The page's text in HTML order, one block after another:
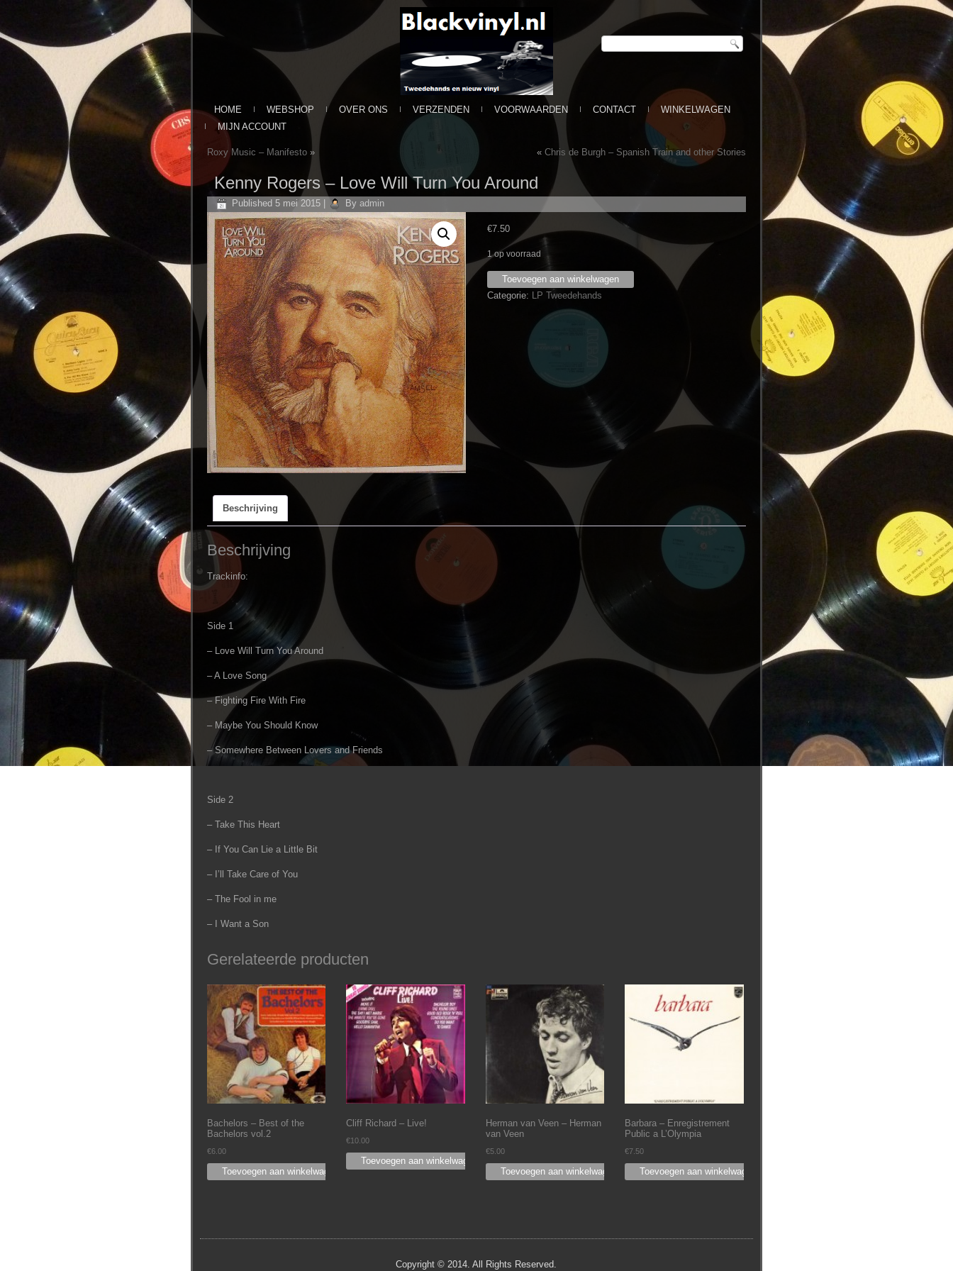
HOME WEBSHOP OVER ONS VERZENDEN VOORWAARDEN CONTACT
WINKELWAGEN
MIJN ACCOUNT
Roxy Music ‎– Manifesto» « Chris de Burgh – Spanish Train and other Stories
Kenny Rogers ‎– Love Will Turn You Around
Published 5 mei 2015| By admin
€7.50
1 op voorraad
Kenny
Rogers
Toevoegen aan winkelwagen
Categorie: LP Tweedehands
Beschrijving
Beschrijving
Trackinfo:
Side 1
– Love Will Turn You Around
– A Love Song
– Fighting Fire With Fire
– Maybe You Should Know
– Somewhere Between Lovers and Friends
Side 2
– Take This Heart
– If You Can Lie a Little Bit
– I’ll Take Care of You
– The Fool in me
– I Want a Son
Gerelateerde producten
Bachelors – Best of the
Bachelors vol.2
€6.00
Toevoegen aan winkelwagen
Cliff Richard – Live!
€10.00
Toevoegen aan winkelwagen
Herman van Veen – Herman
van Veen
€5.00
Toevoegen aan winkelwagen
Barbara – Enregistrement
Public a L’Olympia
€7.50
Toevoegen aan winkelwagen
Copyright © 2014. All Rights Reserved.